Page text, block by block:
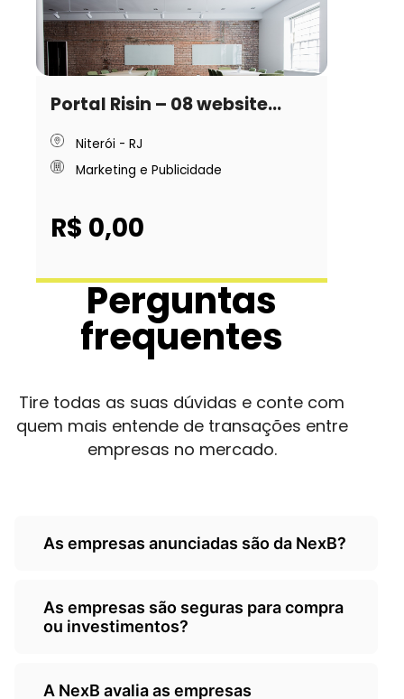
Portal Risin – 08 website...
Niterói - RJ
Marketing e Publicidade
R$ 0,00
Perguntas
frequentes
Tire todas as suas dúvidas e conte com
quem mais entende de transações entre
empresas no mercado.
As empresas anunciadas são da NexB?
Não, as empresas são de
terceiros/empresarios e a Nexb atua
As empresas são seguras para compra
ou investimentos?
A NexB é responsável por ceder o seu
A NexB avalia as empresas